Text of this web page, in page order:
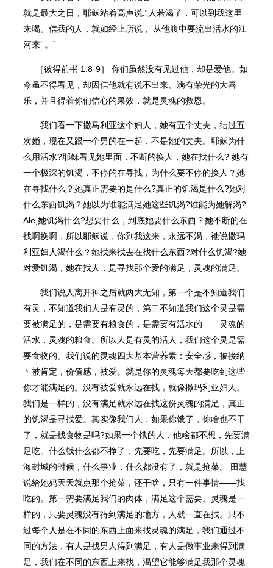
就是最大之日，耶稣站着高声说:“人若渴了，可以到我这里
来喝。信我的人，就如经上所说，‘从他腹中要流出活水的江
河来’ 。”
［彼得前书 1:8-9］ 你们虽然没有⻅过他，却是爱他。如
今虽不得看⻅，却因信他就有说不出来、满有荣光的大喜
乐，并且得着你们信心的果效，就是灵魂的救恩。
我们看一下撒马利亚这个妇人，她有五个丈夫，结过五
次婚，现在又跟一个男的在一起，不是她的丈夫。耶稣为什
么用活水?耶稣看⻅她里面，不断的换人，她在找什么? 她有
一个极深的饥渴，不停的在寻找，为什么要不停的换人？她
在寻找什么？她真正需要的是什么?真正的饥渴是什么?她对
什么东⻄饥渴？她以为谁能满足她这些饥渴?谁能为她解渴?
Ale,她饥渴什么?想要什么，到底她要什么东⻄？她不断的在
找啊换啊，所以耶稣说，你到我这来，永远不渴，衪说撒玛
利亚妇人渴什么？她找来找去在找什么东⻄?对什么饥渴?她
对爱饥渴，她在找人，是寻找那个爱的满足，灵魂的满足。
我们说人离开神之后就两大无知，第一个是不知道我们
有灵，不知道我们人是有灵的，第二不知道我们这个灵是需
要被满足的，是需要有粮⻝的，是需要有活水的——灵魂的
活水，灵魂的粮⻝。所以人是有灵的活人，我们这个灵是需
要⻝物的。我们说的灵魂四大基本营养素：安全感，被接纳
丶被肯定，价值感，被爱。就是你的灵魂每天都要吃到这些
你才能满足的。没有被爱就永远在找，就像撒玛利亚妇人。
我们是一样的，没有满足就永远在找这份灵魂的满足，真正
的饥渴是寻找爱。其实像我们人，如果你饿了，你啥也不干
了，就是找⻝物是吗?如果一个饿的人，他啥都不想，先要满
足吃。什么钱什么都不挣了，先要吃，先要满足。所以，上
海封城的时候，什么事业，什么都没有了，就是抢菜。 田慧
说给她妈天天就点那个抢菜，还干啥，只有一件事情——找
吃的。第一需要满足我们的肉体，满足这个需要。灵魂是一
样的，只要灵魂没有得到满足的地方，人就一直在找。只不
过每个人是在不同的东⻄上面来找灵魂的满足，我们通过不
同的方法，有人是找男人得到满足，有人是做事业来得到满
足，我们在不同的东⻄上来找，渴望它能够满足我那个灵魂